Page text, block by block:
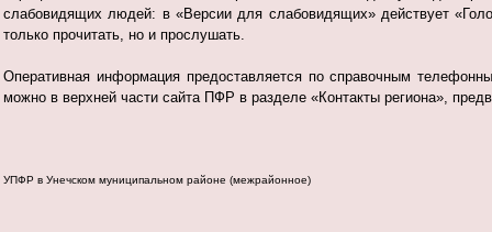
слабовидящих людей: в «Версии для слабовидящих» действует
только прочитать, но и прослушать.
Оперативная информация предоставляется по справочным
можно в верхней части сайта ПФР в разделе «Контакты региона»,
УПФР в Унечском муниципальном районе (межрайонное)